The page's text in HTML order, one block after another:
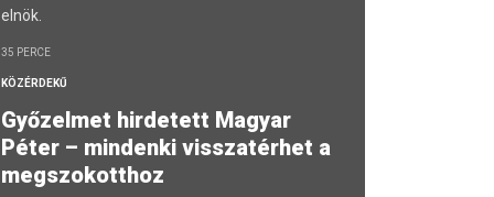
elnök.
35 PERCE
KÖZÉRDEKŰ
Győzelmet hirdetett Magyar
Péter – mindenki visszatérhet a
megszokotthoz